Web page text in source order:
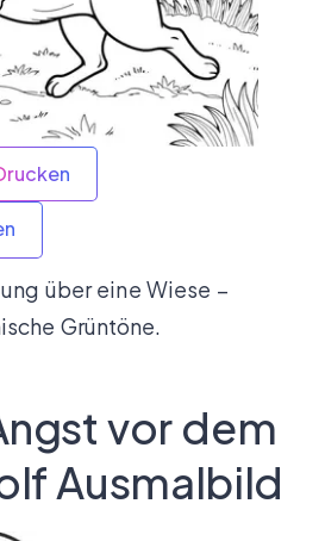
über eine Wiese –
Grüntöne.
vor dem
Ausmalbild